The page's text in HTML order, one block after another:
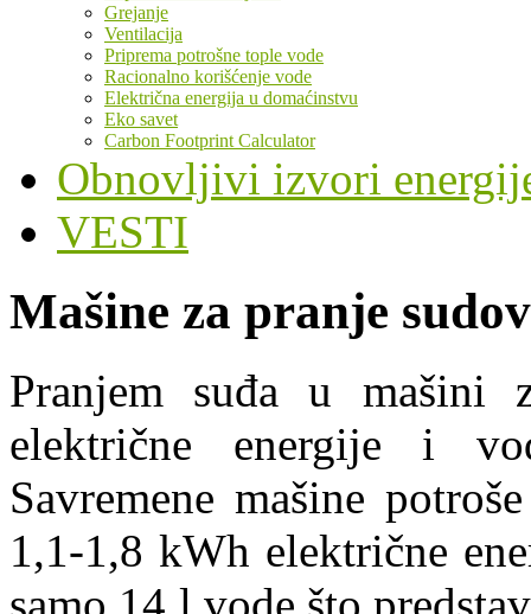
Grejanje
Ventilacija
Priprema potrošne tople vode
Racionalno korišćenje vode
Električna energija u domaćinstvu
Eko savet
Carbon Footprint Calculator
Obnovljivi izvori
VESTI
Mašine za pranje
Pranjem suđa u mašini
električne energije i
Savremene mašine
1,1-1,8 kWh električne
samo 14 l vode što